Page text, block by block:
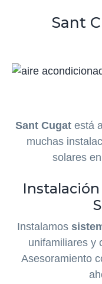
Sant
Sant Cugat está
muchas
solares
Instalación
Instalamos
unifamiliares y
Asesoramiento